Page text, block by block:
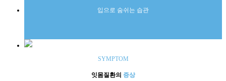
입으로 숨쉬는 습관
SYMPTOM
잇몸질환의 증상